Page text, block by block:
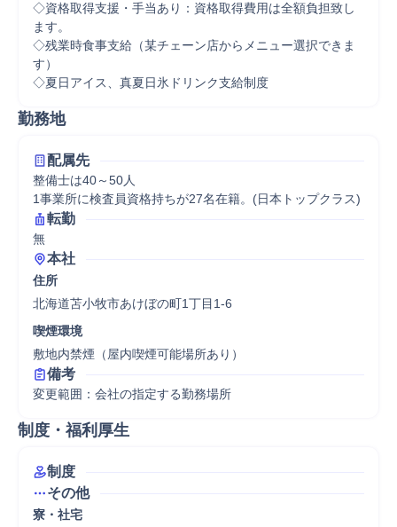
◇資格取得支援・手当あり：資格取得費用は全額負担致し
ます。
◇残業時食事支給（某チェーン店からメニュー選択できま
す）
◇夏日アイス、真夏日氷ドリンク支給制度
勤務地
配属先
整備士は40～50人
1事業所に検査員資格持ちが27名在籍。(日本トップクラス)
転勤
無
本社
住所
北海道苫小牧市あけぼの町1丁目1-6
喫煙環境
敷地内禁煙（屋内喫煙可能場所あり）
備考
変更範囲：会社の指定する勤務場所
制度・福利厚生
制度
その他
寮・社宅